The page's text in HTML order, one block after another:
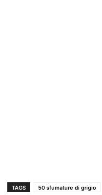
TAGS 50 sfumature di grigio